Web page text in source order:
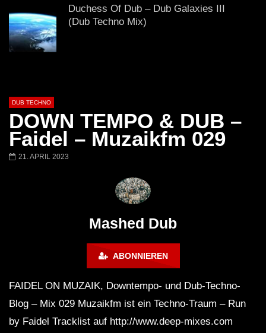
# 37 By Klaüs.
Thru It
Duchess Of Dub – Dub Galaxies III
(Dub Techno Mix)
DUB Techno || Selection 082 ||
Transparent Thoughts
Dub Techno Music Set In The Mix #14
FINGERS IN THE NOISE – Deep and
dub techno mix – Muzaikfm 038
Dub Techno Sessions Episode 055
DUB TECHNO
DOWN TEMPO & DUB –
Faidel – Muzaikfm 029
21. APRIL 2023
Mashed Dub
ABONNIEREN
FAIDEL ON MUZAIK, Downtempo- und Dub-Techno-
Blog – Mix 029 Muzaikfm ist ein Techno-Traum – Run
by Faidel Tracklist auf http://www.deep-mixes.com